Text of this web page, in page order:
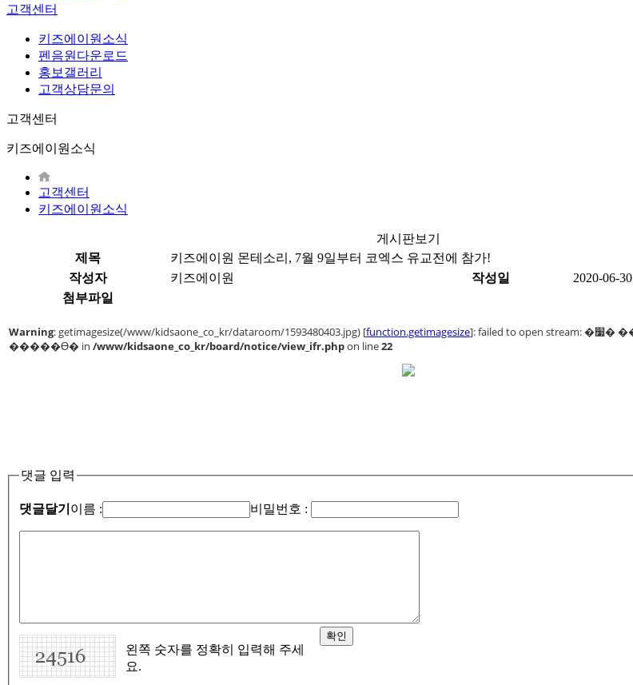
고객센터
키즈에이원소식
펜음원다운로드
홍보갤러리
고객상담문의
고객센터
키즈에이원소식
고객센터
키즈에이원소식
게시판보기
제목
키즈에이원 몬테소리, 7월 9일부터 코엑스 유교전에 참가!
작성자
키즈에이원 작성일
2020-06-30
첨부파일
댓글 입력
댓글달기 이름 : 비밀번호 :
왼쪽 숫자를 정확히 입력해 주세
요.